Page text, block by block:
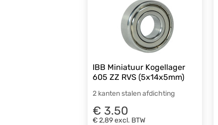
IBB Miniatuur Kogellager
605 ZZ RVS (5x14x5mm)
2 kanten stalen afdichting
€ 3.50
€ 2,89excl. BTW